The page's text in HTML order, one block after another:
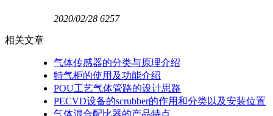
2020/02/28 6257
相关文章
气体传感器的分类与原理介绍
特气柜的使用及功能介绍
POU工艺气体管路的设计思路
PECVD设备的scrubber的作用和分类以及安装位置
气体混合配比器的产品特点